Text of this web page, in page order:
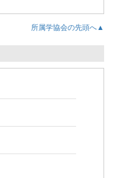
所属学協会の先頭へ▲